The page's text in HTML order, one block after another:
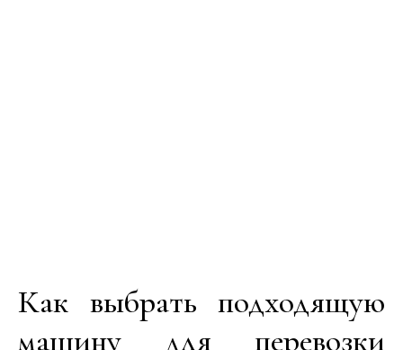
Как выбрать подходящую
машину для перевозки